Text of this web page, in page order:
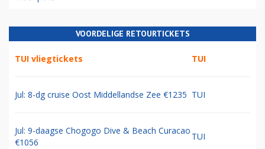
VOORDELIGE RETOURTICKETS
TUI vliegtickets TUI
Jul: 8-dg cruise Oost Middellandse Zee €1235 TUI
Jul: 9-daagse Chogogo Dive & Beach Curacao
€1056
TUI